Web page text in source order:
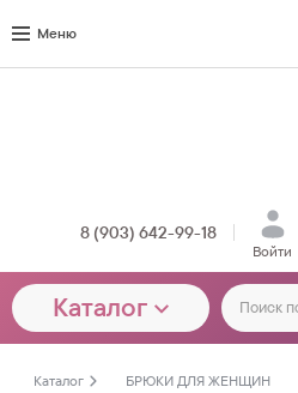
Меню
8 (903) 642-99-18
Войти
Каталог
Каталог БРЮКИ ДЛЯ ЖЕНЩИН